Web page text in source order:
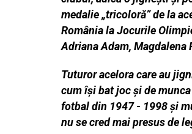
medalie „tricoloră” de la
România la Jocurile
Adriana Adam, Magdalena
Tuturor acelora care au
cum își bat joc și de
fotbal din 1947 - 1998 și
nu se cred mai presus de